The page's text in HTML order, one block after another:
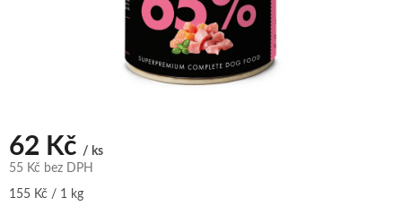
62 Kč / ks
55 Kč bez DPH
Měrná
155 Kč / 1 kg